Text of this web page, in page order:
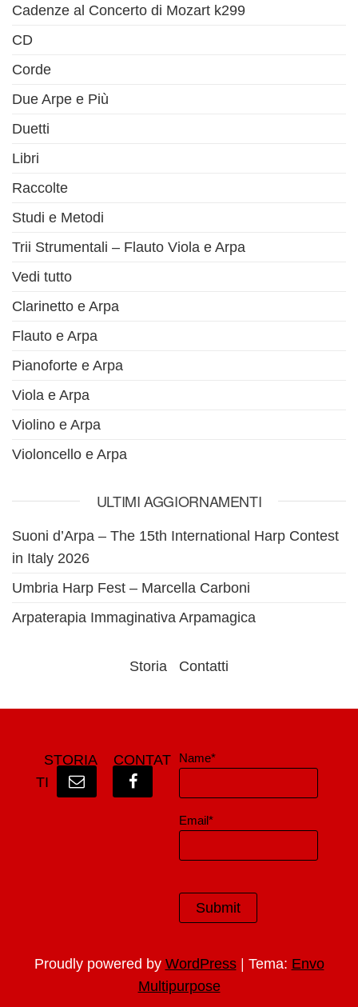
Cadenze al Concerto di Mozart k299
CD
Corde
Due Arpe e Più
Duetti
Libri
Raccolte
Studi e Metodi
Trii Strumentali – Flauto Viola e Arpa
Vedi tutto
Clarinetto e Arpa
Flauto e Arpa
Pianoforte e Arpa
Viola e Arpa
Violino e Arpa
Violoncello e Arpa
ULTIMI AGGIORNAMENTI
Suoni d’Arpa – The 15th International Harp Contest
in Italy 2026
Umbria Harp Fest – Marcella Carboni
Arpaterapia Immaginativa Arpamagica
Storia Contatti
STORIA
CONTAT
TI
Name*
Email*
Proudly powered by WordPress | Tema: Envo
Multipurpose